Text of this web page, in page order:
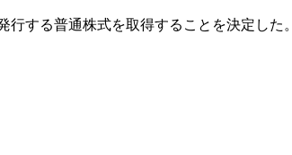
する普通株式を取得することを決定した。